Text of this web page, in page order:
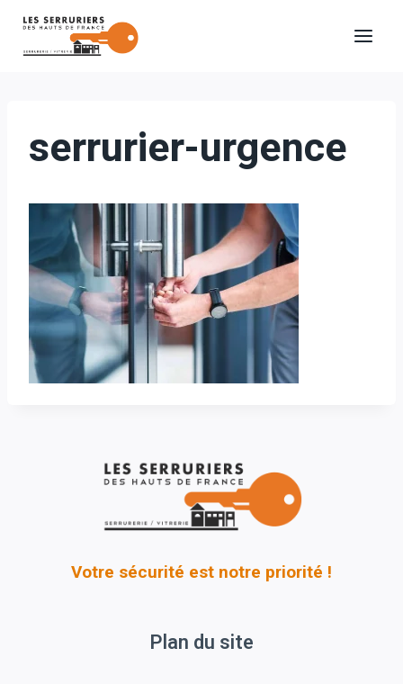
Aller
serrurier-urgence
Votre sécurité est notre priorité !
Plan du site